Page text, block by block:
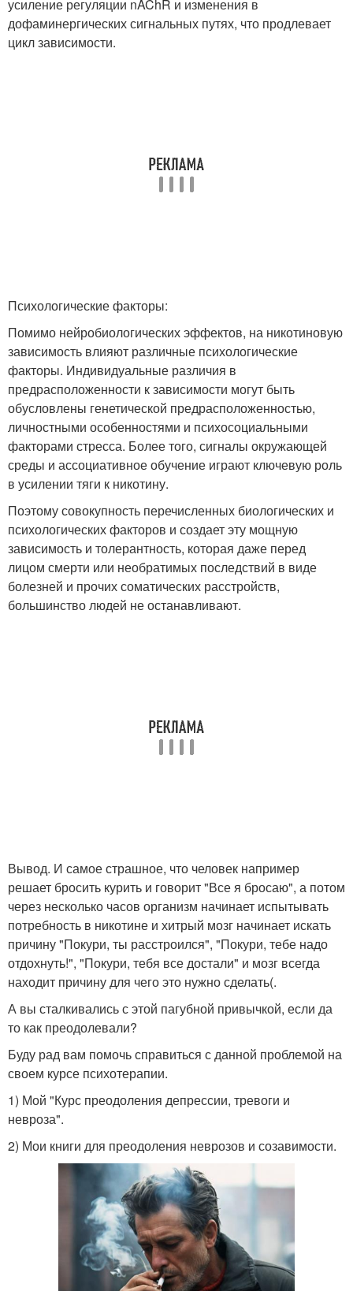
усиление регуляции nAChR и изменения в
дофаминергических сигнальных путях, что продлевает
цикл зависимости.
Психологические факторы:
Помимо нейробиологических эффектов, на никотиновую
зависимость влияют различные психологические
факторы. Индивидуальные различия в
предрасположенности к зависимости могут быть
обусловлены генетической предрасположенностью,
личностными особенностями и психосоциальными
факторами стресса. Более того, сигналы окружающей
среды и ассоциативное обучение играют ключевую роль
в усилении тяги к никотину.
Поэтому совокупность перечисленных биологических и
психологических факторов и создает эту мощную
зависимость и толерантность, которая даже перед
лицом смерти или необратимых последствий в виде
болезней и прочих соматических расстройств,
большинство людей не останавливают.
Вывод. И самое страшное, что человек например
решает бросить курить и говорит "Все я бросаю", а потом
через несколько часов организм начинает испытывать
потребность в никотине и хитрый мозг начинает искать
причину "Покури, ты расстроился", "Покури, тебе надо
отдохнуть!", "Покури, тебя все достали" и мозг всегда
находит причину для чего это нужно сделать(.
А вы сталкивались с этой пагубной привычкой, если да
то как преодолевали?
Буду рад вам помочь справиться с данной проблемой на
своем курсе психотерапии.
1) Мой "Курс преодоления депрессии, тревоги и
невроза".
2) Мои книги для преодоления неврозов и созавимости.